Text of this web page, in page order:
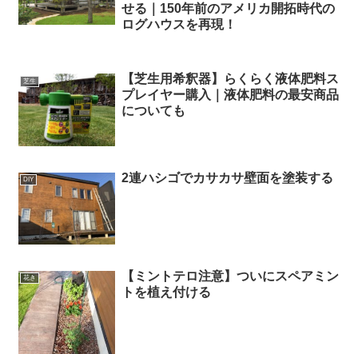
せる｜150年前のアメリカ開拓時代の
ログハウスを再現！
芝生
【芝生用希釈器】らくらく液体肥料ス
プレイヤー購入｜液体肥料の最安商品
についても
DIY 2連ハシゴでカサカサ壁面を塗装する
花き
【ミントテロ注意】ついにスペアミン
トを植え付ける